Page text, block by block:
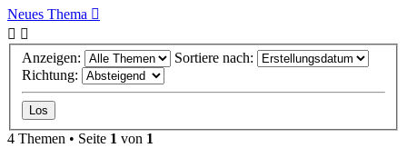
Neues Thema
Anzeigen:
Sortiere nach:
Richtung:
4 Themen • Seite 1 von 1